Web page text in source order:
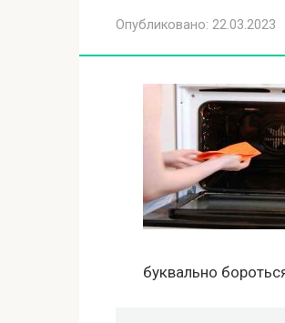
Опубликовано: 22.03.2023
буквально